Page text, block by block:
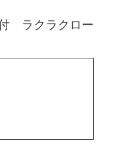
ラクラクロー